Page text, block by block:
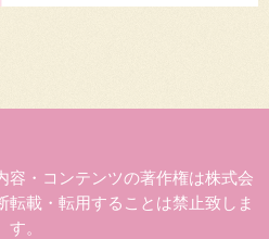
容・コンテンツの著作権は株式会
転載・転用することは禁止致しま
す。